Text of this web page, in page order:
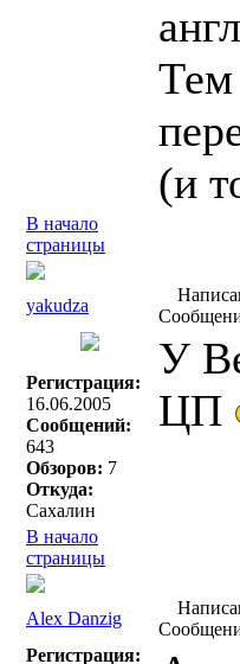
Тем
(и
В начало
страницы
yakudza
Регистрация:
16.06.2005
Сообщений:
643
Обзоров: 7
Откуда:
Сахалин
У
ЦП
В начало
страницы
Alex Danzig
Регистрация: